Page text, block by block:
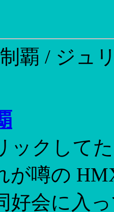
覇 / ジュ
ックして
が噂の
好会に入